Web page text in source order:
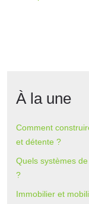
À la une
Comment
et détente ?
Quels systèmes
?
Immobilier et